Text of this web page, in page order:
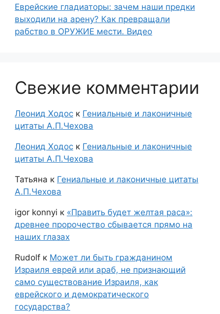
Еврейские гладиаторы: зачем наши предки
выходили на арену? Как превращали
рабство в ОРУЖИЕ мести. Видео
Свежие комментарии
Леонид Ходос к Гениальные и лаконичные
цитаты А.П.Чехова
Леонид Ходос к Гениальные и лаконичные
цитаты А.П.Чехова
Татьяна к Гениальные и лаконичные цитаты
А.П.Чехова
igor konnyi к «Править будет желтая раса»:
древнее пророчество сбывается прямо на
наших глазах
Rudolf к Может ли быть гражданином
Израиля еврей или араб, не признающий
само существование Израиля, как
еврейского и демократического
государства?